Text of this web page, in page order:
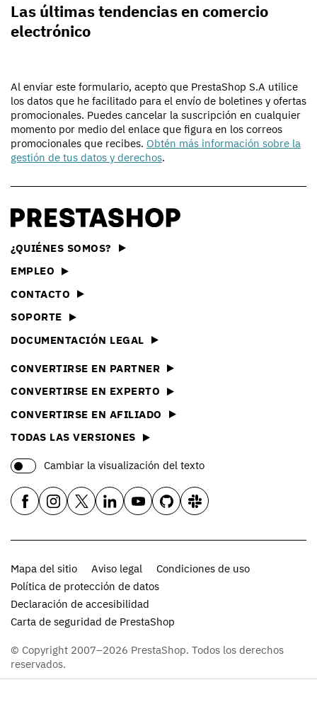
Las últimas tendencias en comercio
electrónico
Al enviar este formulario, acepto que PrestaShop S.A utilice
los datos que he facilitado para el envío de boletines y ofertas
promocionales. Puedes cancelar la suscripción en cualquier
momento por medio del enlace que figura en los correos
promocionales que recibes. Obtén más información sobre la
gestión de tus datos y derechos.
¿QUIÉNES SOMOS?
EMPLEO
CONTACTO
SOPORTE
DOCUMENTACIÓN LEGAL
CONVERTIRSE EN PARTNER
CONVERTIRSE EN EXPERTO
CONVERTIRSE EN AFILIADO
TODAS LAS VERSIONES
Cambiar la visualización del texto
Mapa del sitio Aviso legal
Condiciones de uso
Política de protección de datos
Declaración de accesibilidad
Carta de seguridad de PrestaShop
© Copyright 2007–2026 PrestaShop. Todos los derechos
reservados.